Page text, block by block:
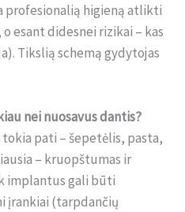
profesionalią higieną atlikti
esant didesnei rizikai – kas
Tikslią schemą gydytojas
nei nuosavus dantis?
tokia pati – šepetėlis, pasta,
– kruopštumas ir
implantus gali būti
įrankiai (tarpdančių